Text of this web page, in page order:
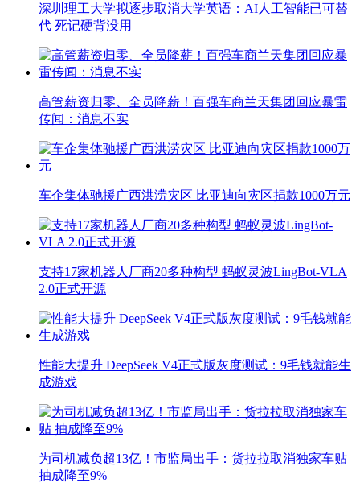
深圳理工大学拟逐步取消大学英语：AI人工智能已可替
代 死记硬背没用
高管薪资归零、全员降薪！百强车商兰天集团回应暴雷
传闻：消息不实
车企集体驰援广西洪涝灾区 比亚迪向灾区捐款1000万元
支持17家机器人厂商20多种构型 蚂蚁灵波LingBot-VLA
2.0正式开源
性能大提升 DeepSeek V4正式版灰度测试：9毛钱就能生
成游戏
为司机减负超13亿！市监局出手：货拉拉取消独家车贴
抽成降至9%